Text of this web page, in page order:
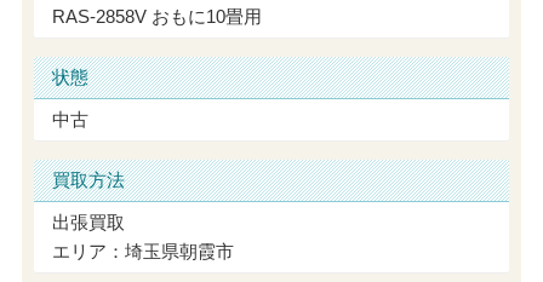
RAS-2858V おもに10畳用
状態
中古
買取方法
出張買取
エリア：埼玉県朝霞市